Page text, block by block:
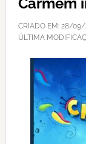
CRIADO EM: 28/09/
ÚLTIMA